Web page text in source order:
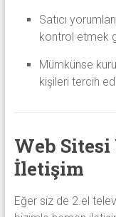
Satıcı
kontrol etmek
Mümkünse
kişileri tercih
Web
İletişim
Eğer siz de 2.el